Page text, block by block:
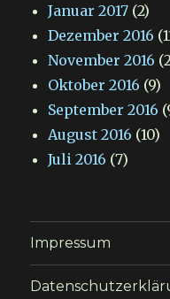
Januar 2017 (2)
Dezember 2016
November 2016
Oktober 2016 (9)
September 2016
August 2016 (10)
Juli 2016 (7)
Impressum